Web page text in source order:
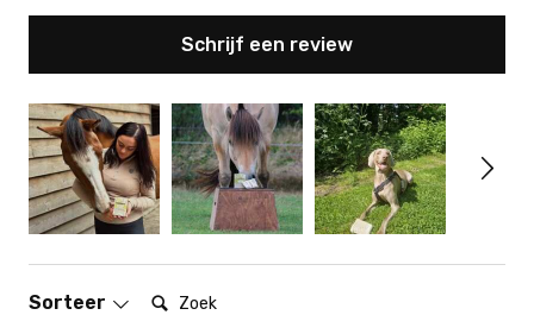
Schrijf een review
Sorteer Zoek: